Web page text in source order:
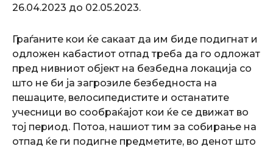
26.04.2023 до 02.05.2023.
Граѓаните кои ќе сакаат да им биде подигнат и
одложен кабастиот отпад треба да го одложат
пред нивниот објект на безбедна локација со
што не би ја загрозиле безбедноста на
пешаците, велосипедистите и останатите
учесници во сообраќајот кои ќе се движат во
тој период. Потоа, нашиот тим за собирање на
отпад ќе ги подигне предметите, во денот што